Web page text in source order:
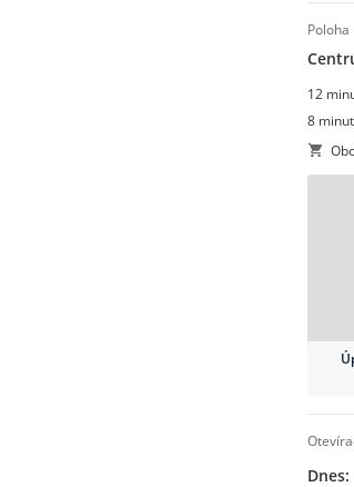
poloha
12
8
Dnes: